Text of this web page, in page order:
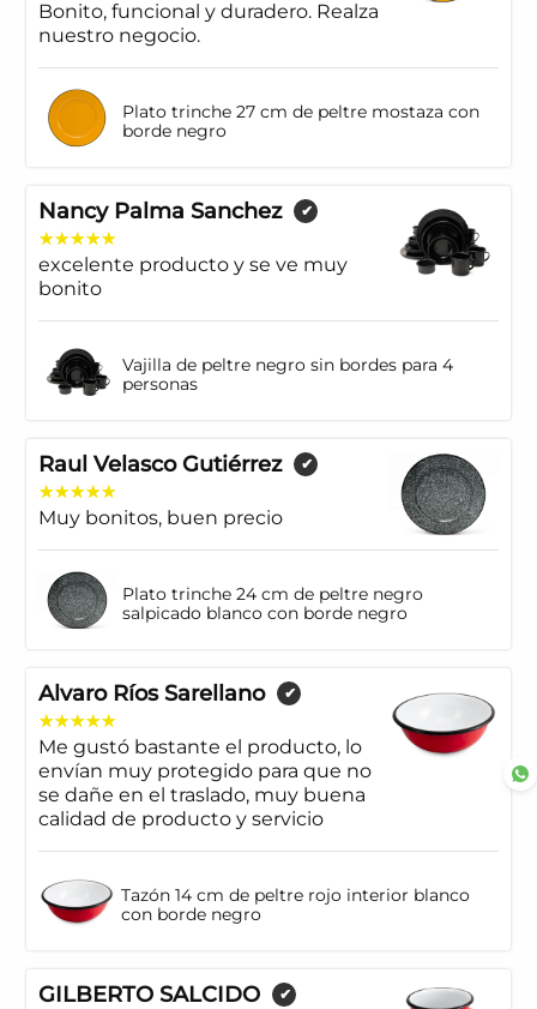
Bonito, funcional y duradero. Realza
nuestro negocio.
Plato trinche 27 cm de peltre mostaza con
borde negro
Nancy Palma Sanchez ✔
excelente producto y se ve muy
bonito
Vajilla de peltre negro sin bordes para 4
personas
Raul Velasco Gutiérrez ✔
Muy bonitos, buen precio
Plato trinche 24 cm de peltre negro
salpicado blanco con borde negro
Alvaro Ríos Sarellano ✔
Me gustó bastante el producto, lo
envían muy protegido para que no
se dañe en el traslado, muy buena
calidad de producto y servicio
Tazón 14 cm de peltre rojo interior blanco
con borde negro
GILBERTO SALCIDO ✔